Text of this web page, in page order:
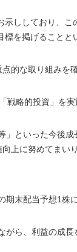
示ししており、こ
標を掲げることと
的な取り組みを
戦略的投資」を実
」といった今後成
上に努めてまい
期末配当予想1株
がら、利益の成長